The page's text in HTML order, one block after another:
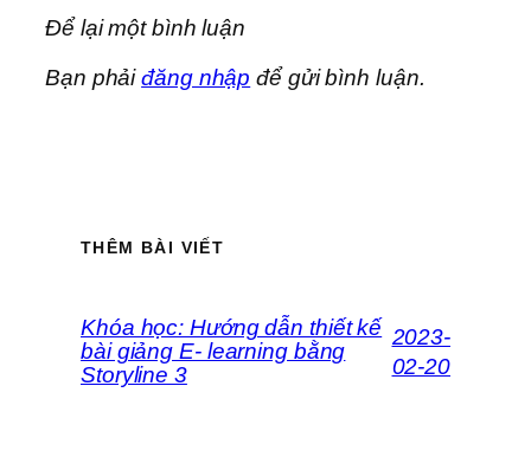
Để lại một bình luận
Bạn phảiđăng nhập để gửi bình luận.
THÊM BÀI VIẾT
Khóa học: Hướng dẫn thiết kế
bài giảng E- learning bằng
Storyline 3
2023-
02-20